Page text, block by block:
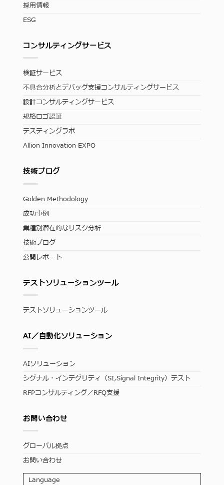
採用情報
ESG
コンサルティングサービス
検証サービス
不具合分析とデバッグ支援コンサルティングサービス
設計コンサルティングサービス
規格ロゴ認証
テスティングラボ
Allion Innovation EXPO
技術ブログ
Golden Methodology
成功事例
業種別潜在的なリスク分析
技術ブログ
公開レポート
テストソリューションツール
テストソリューションツール
AI／自動化ソリューション
AIソリューション
シグナル・インテグリティ（SI,Signal Integrity）テスト
RFPコンサルティング／RFQ支援
お問い合わせ
グローバル拠点
お問い合わせ
Language